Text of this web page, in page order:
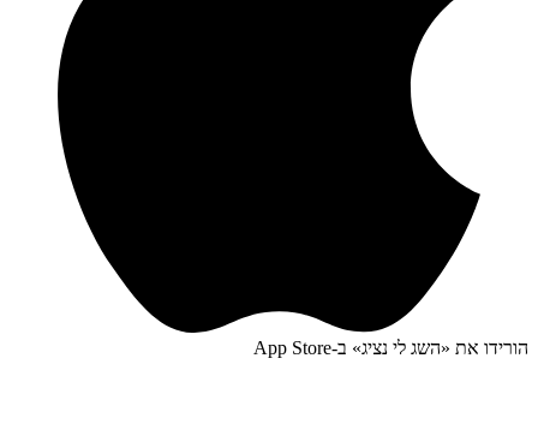
הורידו את «השג לי נציג» ב-App Store